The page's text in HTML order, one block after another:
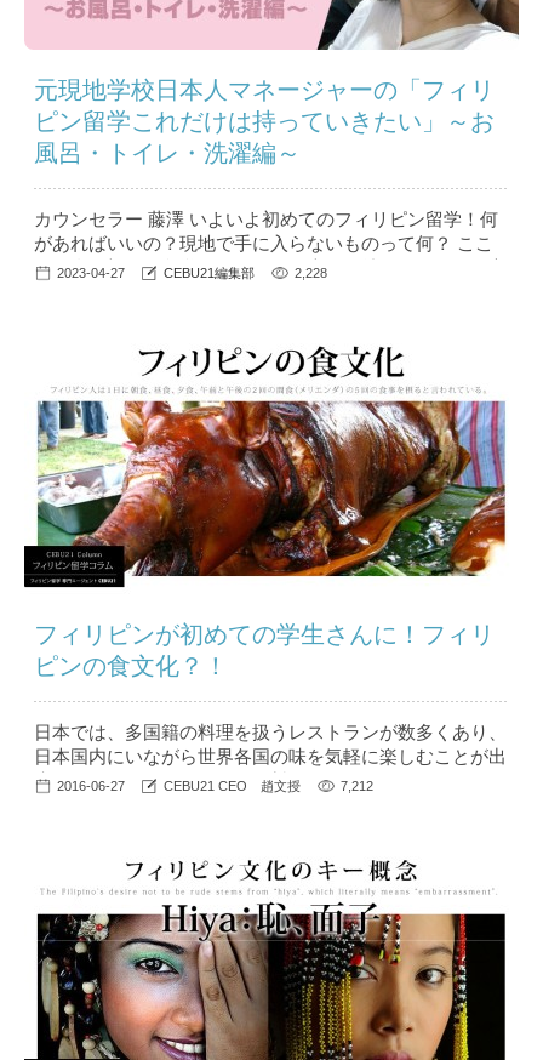
元現地学校日本人マネージャーの「フィリ
ピン留学これだけは持っていきたい」～お
風呂・トイレ・洗濯編～
カウンセラー 藤澤 いよいよ初めてのフィリピン留学！何
があればいいの？現地で手に入らないものって何？ ここ
では私が初めて留学したときに日本から持っていって役立
2023-04-27 CEBU21編集部 2,228
フィリピンが初めての学生さんに！フィリ
ピンの食文化？！
日本では、多国籍の料理を扱うレストランが数多くあり、
日本国内にいながら世界各国の味を気軽に楽しむことが出
来ます。しかし、フィリピン料理のレストラン、というと
る、フィリピンが初めての学生さんにとってはイメージす
ることが幾分難しいことと思います。 ...
2016-06-27 CEBU21 CEO 趙文授 7,212